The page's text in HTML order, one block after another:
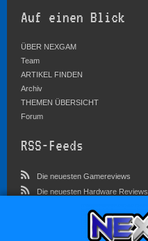
Auf einen Blick
ÜBER NEXGAM
Team
ARTIKEL FINDEN
Archiv
THEMEN ÜBERSICHT
Forum
RSS-Feeds
Die neuesten Gamereviews
Die neuesten Hardware Reviews